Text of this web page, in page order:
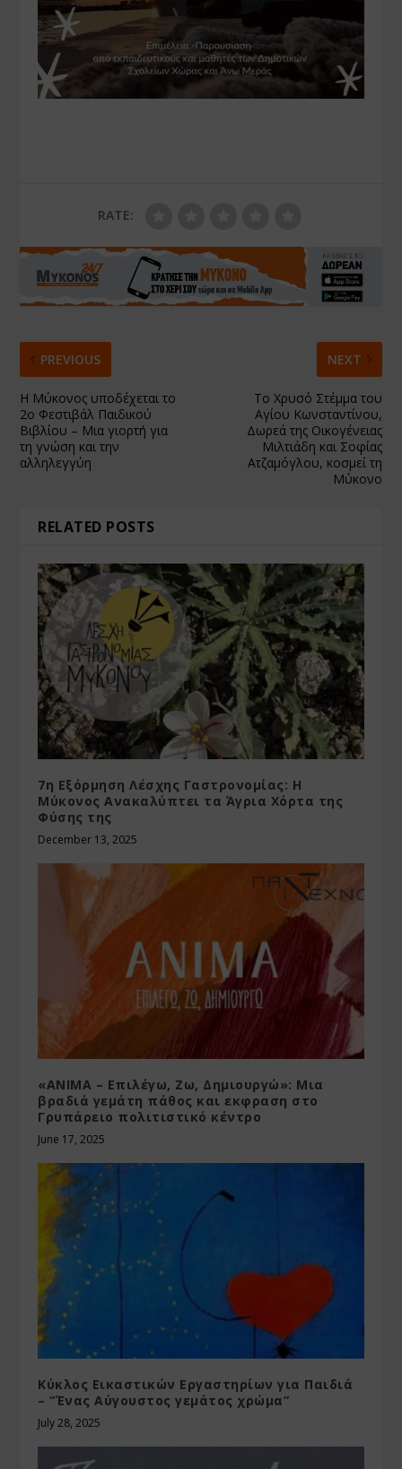
RATE:
PREVIOUS
Η Μύκονος υποδέχεται το
2ο Φεστιβάλ Παιδικού
Βιβλίου – Μια γιορτή για
τη γνώση και την
αλληλεγγύη
NEXT
Το Χρυσό Στέμμα του
Αγίου Κωνσταντίνου,
Δωρεά της Οικογένειας
Μιλτιάδη και Σοφίας
Ατζαμόγλου, κοσμεί τη
Μύκονο
RELATED POSTS
7η Εξόρμηση Λέσχης Γαστρονομίας: Η
Μύκονος Ανακαλύπτει τα Άγρια Χόρτα της
Φύσης της
December 13, 2025
«ANIMA – Επιλέγω, Ζω, Δημιουργώ»: Μια
βραδιά γεμάτη πάθος και εκφραση στο
Γρυπάρειο πολιτιστικό κέντρο
June 17, 2025
Κύκλος Εικαστικών Εργαστηρίων για Παιδιά
– “Ένας Αύγουστος γεμάτος χρώμα”
July 28, 2025